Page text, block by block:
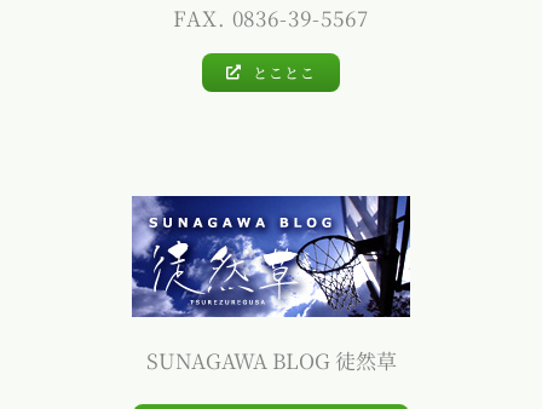
FAX. 0836-39-5567
とことこ
SUNAGAWA BLOG 徒然草